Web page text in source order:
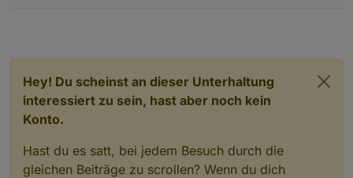
Hey! Du scheinst an dieser Unterhaltung
interessiert zu sein, hast aber noch kein
Konto.
Hast du es satt, bei jedem Besuch durch die
gleichen Beiträge zu scrollen? Wenn du dich